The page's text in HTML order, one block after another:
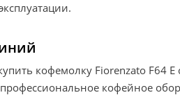
кофемолку Fiorenzato F64
кофейное